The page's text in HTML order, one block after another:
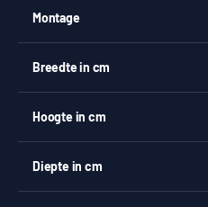
Montage
Breedte in cm
Hoogte in cm
Diepte in cm